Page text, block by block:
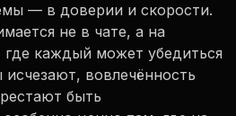
— в доверии и скорости.
не в чате, а на
где каждый может убедиться
вовлечённость
быть